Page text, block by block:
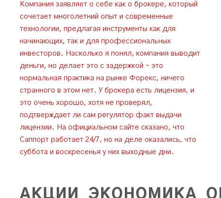
Компания заявляет о себе как о брокере, который
сочетает многолетний опыт и современные
технологии, предлагая инструменты как для
начинающих, так и для профессиональных
инвесторов. Насколько я понял, компания выводит
деньги, но делает это с задержкой – это
нормальная практика на рынке Форекс, ничего
странного в этом нет. У брокера есть лицензия, и
это очень хорошо, хотя не проверял,
подтверждает ли сам регулятор факт выдачи
лицензии. На официальном сайте сказано, что
Саппорт работает 24/7, но на деле оказались, что
суббота и воскресенья у них выходные дни.
АКЦИИ ЭКОНОМИКА